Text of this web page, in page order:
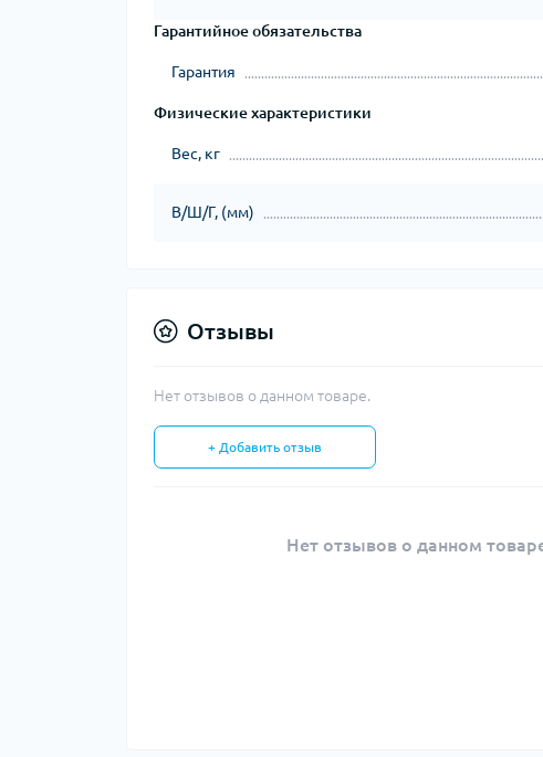
Гарантийное обязательства
Гарантия
Физические характеристики
Вес, кг
В/Ш/Г, (мм)
Отзывы
Нет отзывов о данном товаре.
+ Добавить отзыв
Нет отзывов о данном